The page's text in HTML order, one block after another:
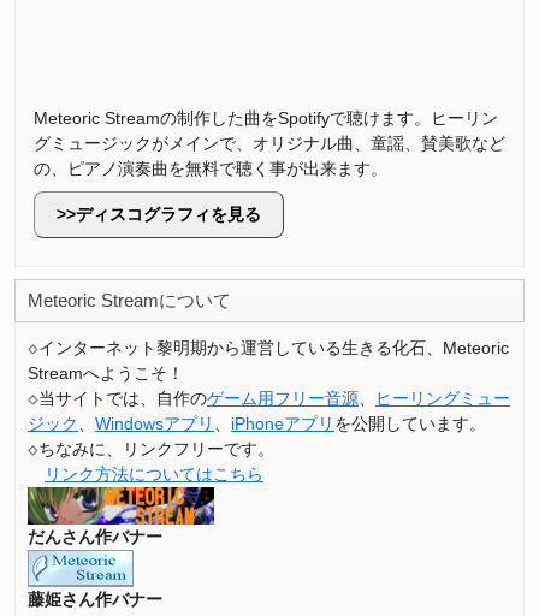
Meteoric Streamの制作した曲をSpotifyで聴けます。ヒーリン
グミュージックがメインで、オリジナル曲、童謡、賛美歌など
の、ピアノ演奏曲を無料で聴く事が出来ます。
ディスコグラフィを見る
Meteoric Streamについて
インターネット黎明期から運営している生きる化石、Meteoric
Streamへようこそ！
当サイトでは、自作のゲーム用フリー音源
ヒーリングミュー
ジック
Windowsアプリ iPhoneアプリ を公開しています。
ちなみに、リンクフリーです。
リンク方法についてはこちら
だんさん作バナー
藤姫さん作バナー